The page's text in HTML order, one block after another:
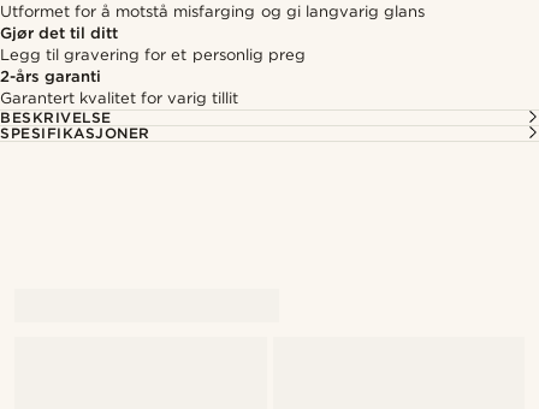
Utformet for å motstå misfarging og gi langvarig glans
Gjør det til ditt
Legg til gravering for et personlig preg
2-års garanti
Garantert kvalitet for varig tillit
BESKRIVELSE
SPESIFIKASJONER